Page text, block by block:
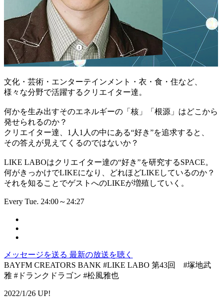
文化・芸術・エンターテインメント・衣・食・住など、
様々な分野で活躍するクリエイター達。
何かを生み出すそのエネルギーの「核」「根源」はどこから
発せられるのか？
クリエイター達、1人1人の中にある“好き”を追求すると、
その答えが見えてくるのではないか？
LIKE LABOはクリエイター達の“好き”を研究するSPACE。
何がきっかけでLIKEになり、どれほどLIKEしているのか？
それを知ることでゲストへのLIKEが増殖していく。
Every Tue. 24:00～24:27
メッセージを送る 最新の放送を聴く
BAYFM CREATORS BANK #LIKE LABO 第43回 #塚地武
雅 #ドランクドラゴン #松風雅也
2022/1/26 UP!